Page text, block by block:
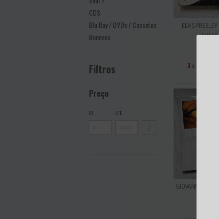
CDS
Blu Ray / DVDs / Cassetes
Bonecos
Filtros
Preço
DE ATÉ
ELVIS
HAWAII
3 x de
GIOVANNI
-